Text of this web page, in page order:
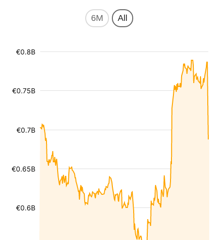
6M All
€0.6B
€0.65B
€0.7B
€0.75B
€0.8B